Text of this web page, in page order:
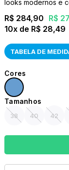
looks modernos e
R$
R$ 284,90
10x
R$ 28,49
TABELA DE
38 40 42